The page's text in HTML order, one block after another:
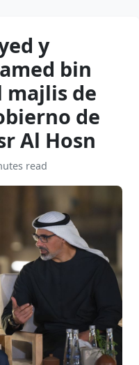
y
bin
majlis de
de
Al Hosn
read